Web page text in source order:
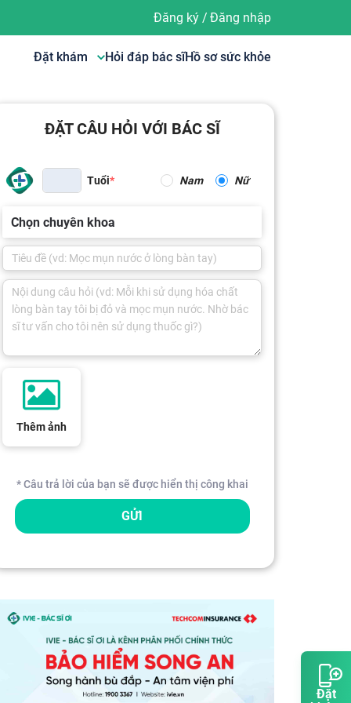
Đặt
Đăng ký/ Đăng nhập
Đặt khám Hỏi đáp bác sĩHồ sơ sức khỏe
ĐẶT CÂU HỎI VỚI BÁC SĨ
Tuổi Nam Nữ
Chọn chuyên khoa
Thêm ảnh
* Câu trả lời của bạn sẽ được hiển thị công khai
GỬI